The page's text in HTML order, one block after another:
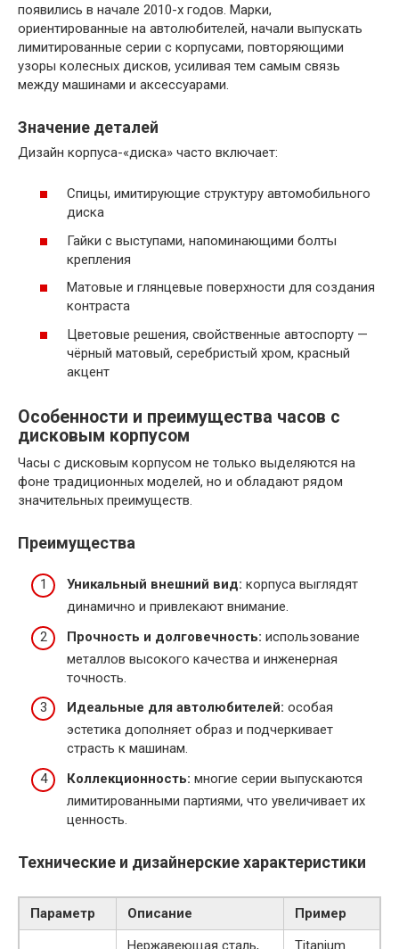
появились в начале 2010-х годов. Марки,
ориентированные на автолюбителей, начали выпускать
лимитированные серии с корпусами, повторяющими
узоры колесных дисков, усиливая тем самым связь
между машинами и аксессуарами.
Значение деталей
Дизайн корпуса-«диска» часто включает:
Спицы, имитирующие структуру автомобильного
диска
Гайки с выступами, напоминающими болты
крепления
Матовые и глянцевые поверхности для создания
контраста
Цветовые решения, свойственные автоспорту —
чёрный матовый, серебристый хром, красный
акцент
Особенности и преимущества часов с
дисковым корпусом
Часы с дисковым корпусом не только выделяются на
фоне традиционных моделей, но и обладают рядом
значительных преимуществ.
Преимущества
Уникальный внешний вид: корпуса выглядят
динамично и привлекают внимание.
Прочность и долговечность: использование
металлов высокого качества и инженерная
точность.
Идеальные для автолюбителей: особая
эстетика дополняет образ и подчеркивает
страсть к машинам.
Коллекционность: многие серии выпускаются
лимитированными партиями, что увеличивает их
ценность.
Технические и дизайнерские характеристики
Параметр Описание Пример
Нержавеющая сталь, Titanium